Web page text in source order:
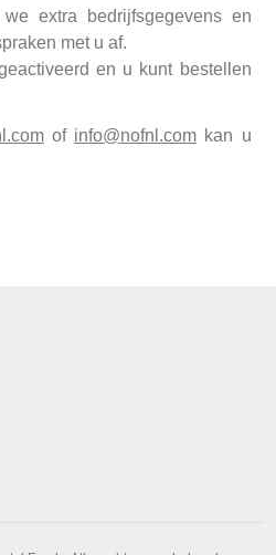
extra bedrijfsgegevens en
met u af.
en u kunt bestellen
of info@nofnl.com kan u